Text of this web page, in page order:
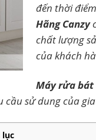
đến thời
Hãng Canzy
chất lượng
của khách
Máy rửa bát
cầu sử dung của
lục